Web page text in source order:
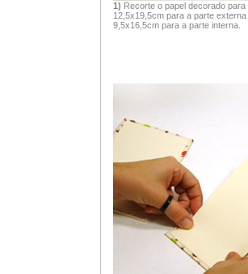
1) Recorte o papel decorado
12,5x19,5cm para a parte externa
9,5x16,5cm para a parte interna.